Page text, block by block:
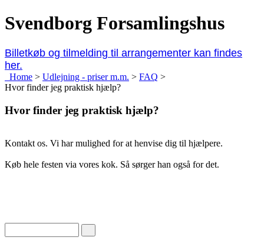
Svendborg Forsamlingshus
Billetkøb og tilmelding til arrangementer kan findes
her.
Home > Udlejning - priser m.m. > FAQ >
Hvor finder jeg praktisk hjælp?
Hvor finder jeg praktisk hjælp?
Kontakt os. Vi har mulighed for at henvise dig til hjælpere.
Køb hele festen via vores kok. Så sørger han også for det.